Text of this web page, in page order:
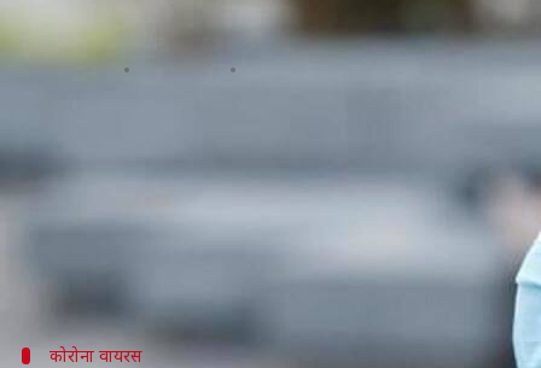
स्टडी: मास्क पर एक सप्ताह तक जिंदा
दुनियाभर में प्रकोप फैला रही महामारी कोरोना वायरस
बचना चाहिए।
एक स्टडी में पता चला है कि यह वायरस फेस मास्क की
कोरोना वायरस